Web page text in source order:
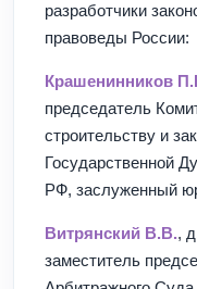
разработчики
правоведы России:
Крашенинников
председатель
строительству и
Государственной
РФ, заслуженный
Витрянский В.В.,
заместитель